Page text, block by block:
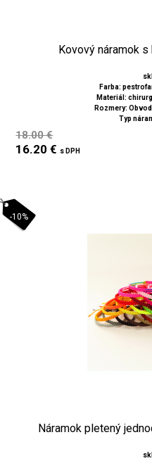
Kovový náramok
Farba:
Materiál:
Rozmery:
Typ
18.00 €
16.20 € s DPH
-10%
Náramok pletený